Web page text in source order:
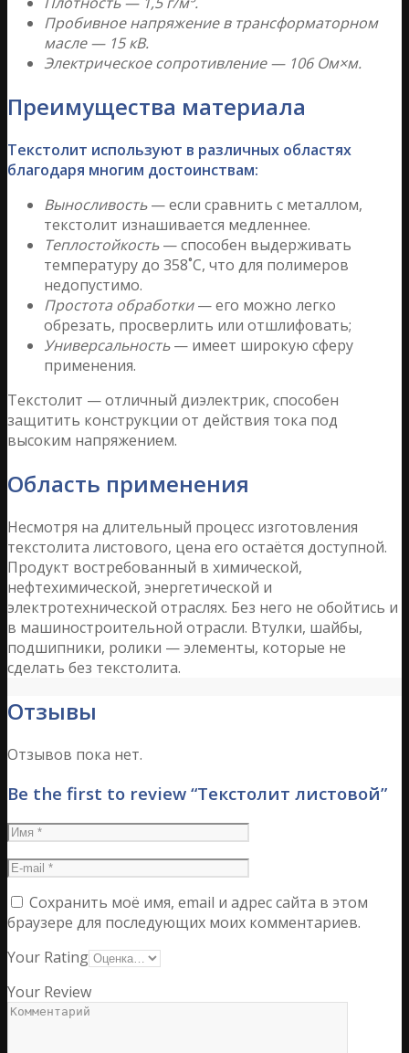
Пробивное напряжение в трансформаторном
масле — 15 кВ.
Электрическое сопротивление — 106 Ом×м.
Преимущества материала
Текстолит используют в различных областях
благодаря многим достоинствам:
Выносливость— если сравнить с металлом,
текстолит изнашивается медленнее.
Теплостойкость— способен выдерживать
температуру до 358˚С, что для полимеров
недопустимо.
Простота обработки— его можно легко
обрезать, просверлить или отшлифовать;
Универсальность— имеет широкую сферу
применения.
Текстолит — отличный диэлектрик, способен
защитить конструкции от действия тока под
высоким напряжением.
Область применения
Несмотря на длительный процесс изготовления
текстолита листового, цена его остаётся доступной.
Продукт востребованный в химической,
нефтехимической, энергетической и
электротехнической отраслях. Без него не обойтись и
в машиностроительной отрасли. Втулки, шайбы,
подшипники, ролики — элементы, которые не
сделать без текстолита.
Отзывы
Отзывов пока нет.
Be the first to review “Текстолит листовой”
Сохранить моё имя, email и адрес сайта в этом
браузере для последующих моих комментариев.
Your Rating
Your Review